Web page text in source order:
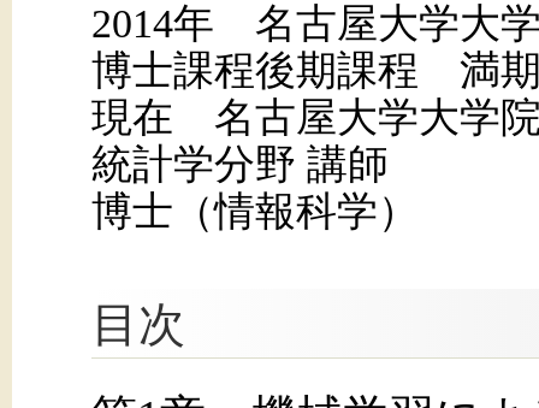
2014年 名古屋大学大
博士課程後期課程 満
現在 名古屋大学大学
統計学分野 講師
博士（情報科学）
目次